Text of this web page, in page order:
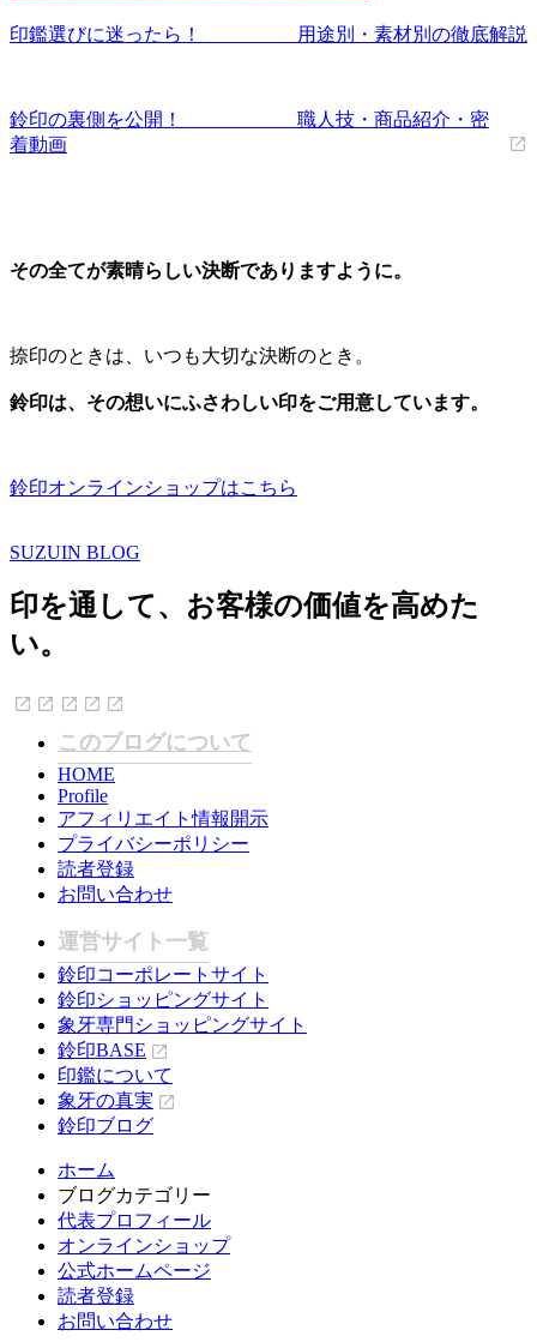
印鑑選びに迷ったら！ 用途別・素材別の徹底解説
鈴印の裏側を公開！ 職人技・商品紹介・密
着動画
その全てが素晴らしい決断でありますように。
捺印のときは、いつも大切な決断のとき。
鈴印は、その想いにふさわしい印をご用意しています。
鈴印オンラインショップはこちら
SUZUIN BLOG
印を通して、お客様の価値を高めた
い。
このブログについて
HOME
Profile
アフィリエイト情報開示
プライバシーポリシー
読者登録
お問い合わせ
運営サイト一覧
鈴印コーポレートサイト
鈴印ショッピングサイト
象牙専門ショッピングサイト
鈴印BASE
印鑑について
象牙の真実
鈴印ブログ
ホーム
ブログカテゴリー
代表プロフィール
オンラインショップ
公式ホームページ
読者登録
お問い合わせ